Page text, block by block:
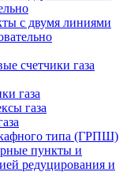
с двумя линиями
счетчики газа
газа
газа
типа (ГРПШ)
пункты и
редуцирования и